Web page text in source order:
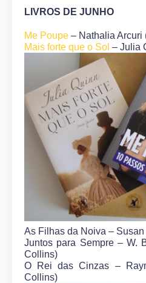
LIVROS DE JUNHO
Me Poupe – Nathalia Arcuri
Mais forte que o Sol – Julia
As Filhas da Noiva –
Juntos para Sempre – W.
Collins)
O Rei das Cinzas –
Collins)